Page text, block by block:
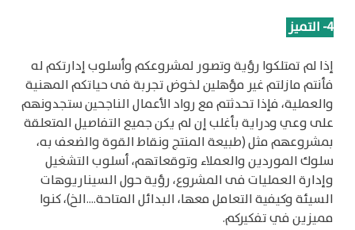
4
- التميز
إذا لم تمتلكوا رؤية وتصور لمشروعكم وأسلوب إدارتكم له
فأنتم مازلتم غير مؤهلين لخوض تجربة فى حياتكم المهنية
والعملية، فإذا تحدثتم مع رواد الأعمال الناجحين ستجدونهم
على وعي ودراية بأغلب إن لم يكن جميع التفاصيل المتعلقة
بمشروعهم مثل (طبيعة المنتج ونقاط القوة والضعف به،
سلوك الموردين والعملاء وتوقعاتهم، أسلوب التشغيل
وإدارة العمليات فى المشروع، رؤية حول السيناريوهات
السيئة وكيفية التعامل معها، البدائل المتاحة....الخ)، كنوا
مميزين في تفكيركم.